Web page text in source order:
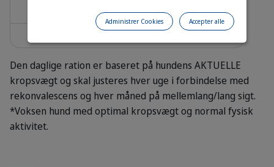
375 470 565
Den daglige ration er baseret på hundens AKTUELLE
kropsvægt og skal justeres hver uge i forbindelse med
rekonvalescens og hver måned på mellemlang/lang sigt.
*Voksen hund med optimal kropsvægt og normal fysisk
aktivitet.
Accepter alle
Administrer Cookies